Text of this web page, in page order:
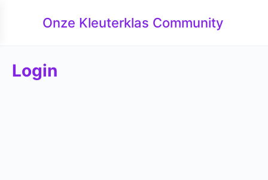
Onze Kleuterklas Community
Login